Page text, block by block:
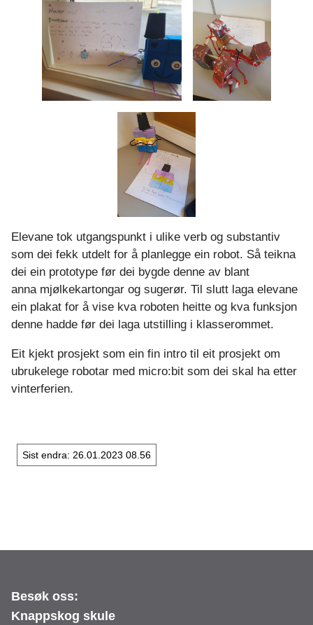
Elevane tok utgangspunkt i ulike verb og substantiv
som dei fekk utdelt for å planlegge ein robot. Så teikna
dei ein prototype før dei bygde denne av blant
anna mjølkekartongar og sugerør. Til slutt laga elevane
ein plakat for å vise kva roboten heitte og kva funksjon
denne hadde før dei laga utstilling i klasserommet.
Eit kjekt prosjekt som ein fin intro til eit prosjekt om
ubrukelege robotar med micro:bit som dei skal ha etter
vinterferien.
Sist endra 26.01.2023 08.56
Besøk oss:
Knappskog skule